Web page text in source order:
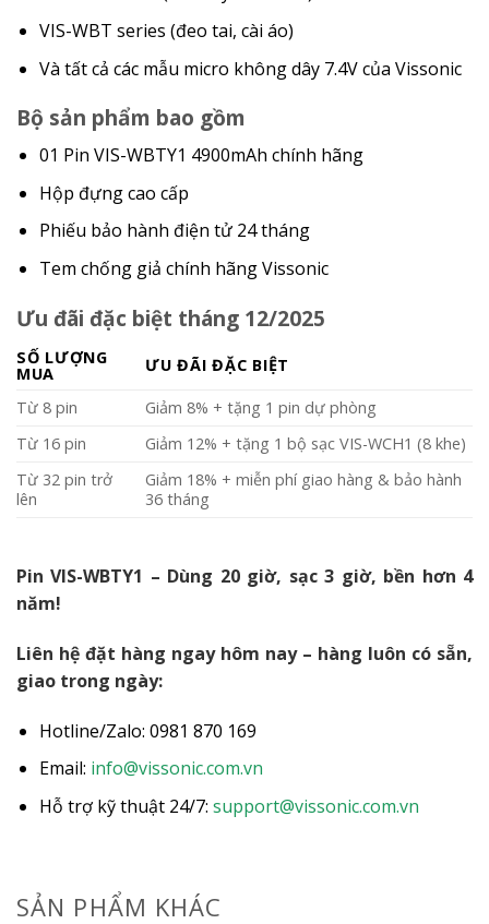
VIS-WBT series (đeo tai, cài áo)
Và tất cả các mẫu micro không dây 7.4V của Vissonic
Bộ sản phẩm bao gồm
01 Pin VIS-WBTY1 4900mAh chính hãng
Hộp đựng cao cấp
Phiếu bảo hành điện tử 24 tháng
Tem chống giả chính hãng Vissonic
Ưu đãi đặc biệt tháng 12/2025
SỐ LƯỢNG
MUA ƯU ĐÃI ĐẶC BIỆT
Từ 8 pin
Giảm 8% + tặng 1 pin dự phòng
Từ 16 pin
Giảm 12% + tặng 1 bộ sạc VIS-WCH1 (8 khe)
Từ 32 pin trở
lên
Giảm 18% + miễn phí giao hàng & bảo hành
36 tháng
Pin VIS-WBTY1 – Dùng 20 giờ, sạc 3 giờ, bền hơn 4
năm!
Liên hệ đặt hàng ngay hôm nay – hàng luôn có sẵn,
giao trong ngày:
Hotline/Zalo: 0981 870 169
Email: info@vissonic.com.vn
Hỗ trợ kỹ thuật 24/7: support@vissonic.com.vn
SẢN PHẨM KHÁC